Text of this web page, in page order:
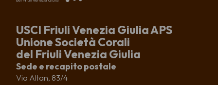
USCI Friuli Venezia Giulia APS
Unione Società Corali
del Friuli Venezia Giulia
Sede e recapito postale
Via Altan, 83/4